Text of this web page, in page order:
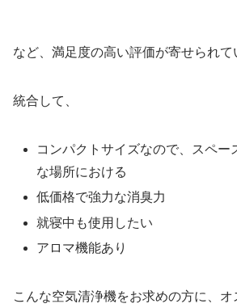
など、満足度の高い評価が寄せられて
統合して、
コンパクトサイズなので、スペー
な場所における
低価格で強力な消臭力
就寝中も使用したい
アロマ機能あり
こんな空気清浄機をお求めの方に、オ